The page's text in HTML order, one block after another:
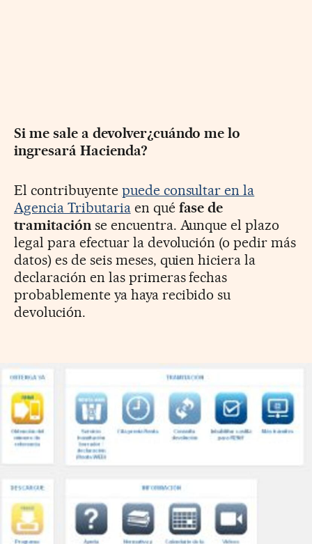
Si me sale a devolver¿cuándo me lo
ingresará Hacienda?
El contribuyente puede consultar en la
Agencia Tributariaen qué fase de
tramitaciónse encuentra. Aunque el plazo
legal para efectuar la devolución (o pedir más
datos) es de seis meses, quien hiciera la
declaración en las primeras fechas
probablemente ya haya recibido su
devolución.